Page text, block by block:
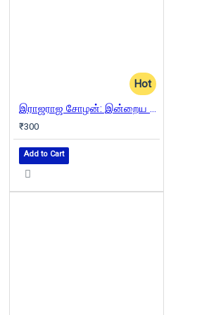
Hot
இராஜராஜ சோழன்: இன்றைய பொய்களும் நேற்றைய வரலாறும்
₹300
Add to Cart